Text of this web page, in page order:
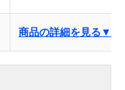
商品の詳細を見る▼